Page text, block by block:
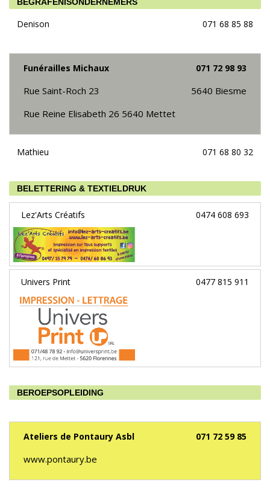
BEGRAFENISONDERNEMERS
Denison 071 68 85 88
Funérailles Michaux 071 72 98 93
Rue Saint-Roch 23 5640 Biesme
Rue Reine Elisabeth 26 5640 Mettet
Mathieu 071 68 80 32
BELETTERING & TEXTIELDRUK
Lez'Arts Créatifs 0474 608 693
Univers Print 0477 815 911
BEROEPSOPLEIDING
Ateliers de Pontaury Asbl 071 72 59 85
www.pontaury.be